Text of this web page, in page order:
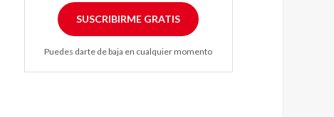
SUSCRIBIRME GRATIS
Puedes darte de baja en cualquier momento